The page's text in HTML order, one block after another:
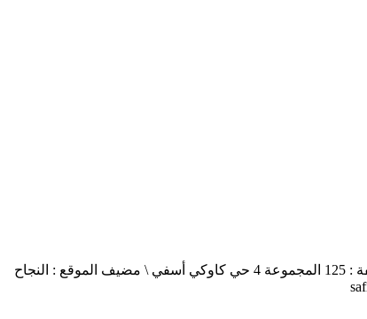
أسفي جنوب safisud صحيفة إلكترونية \ التصريح بالإصدار عدد 03-14 \ مدير النشر : منير الغرنيتي \ الإدارة والتحرير : كنزة المسيتف \ عنوان الصحيفة : 125 المجموعة 4 حي كاوكي أسفي \ مضيف الموقع : النجاح